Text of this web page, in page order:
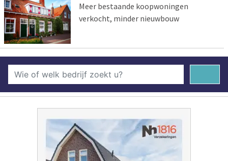
Meer bestaande koopwoningen
verkocht, minder nieuwbouw